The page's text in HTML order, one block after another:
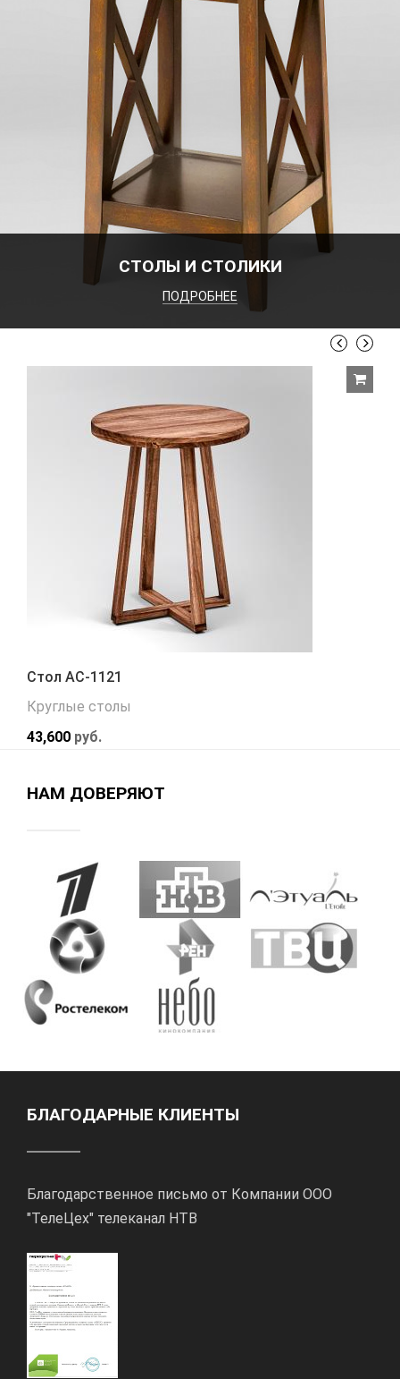
СТОЛЫ И СТОЛИКИ
ПОДРОБНЕЕ
Стол АС-1121
Круглые столы
43,600 руб.
НАМ ДОВЕРЯЮТ
БЛАГОДАРНЫЕ КЛИЕНТЫ
Благодарственное письмо от Компании ООО
"ТелеЦех" телеканал НТВ